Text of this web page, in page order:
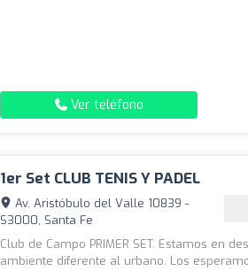
Ver teléfono
1er Set CLUB TENIS Y PADEL
Av. Aristóbulo del Valle 10839 -
S3000, Santa Fe
Club de Campo PRIMER SET. Estamos en
ambiente diferente al urbano. Los